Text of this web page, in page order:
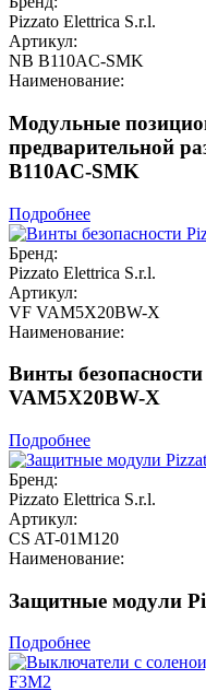
Pizzato Elettrica S.r.l.
Артикул:
NB B110AC-SMK
Наименование:
Модульные
предварительной
B110AC-SMK
Подробнее
Бренд:
Pizzato Elettrica S.r.l.
Артикул:
VF VAM5X20BW-X
Наименование:
Винты
VAM5X20BW-X
Подробнее
Бренд:
Pizzato Elettrica S.r.l.
Артикул:
CS AT-01M120
Наименование:
Защитные модули
Подробнее